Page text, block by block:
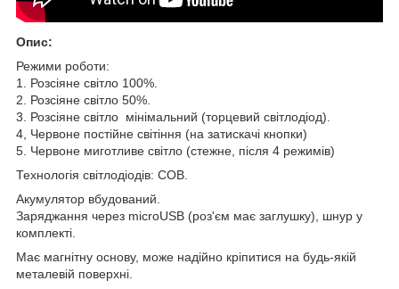
Опис:
Режими роботи:
1. Розсіяне світло 100%.
2. Розсіяне світло 50%.
3. Розсіяне світло мінімальний (торцевий світлодіод).
4, Червоне постійне світіння (на затискачі кнопки)
5. Червоне миготливе світло (стежне, після 4 режимів)
Технологія світлодіодів: COB.
Акумулятор вбудований.
Заряджання через microUSB (роз'єм має заглушку), шнур у
комплекті.
Має магнітну основу, може надійно кріпитися на будь-якій
металевій поверхні.